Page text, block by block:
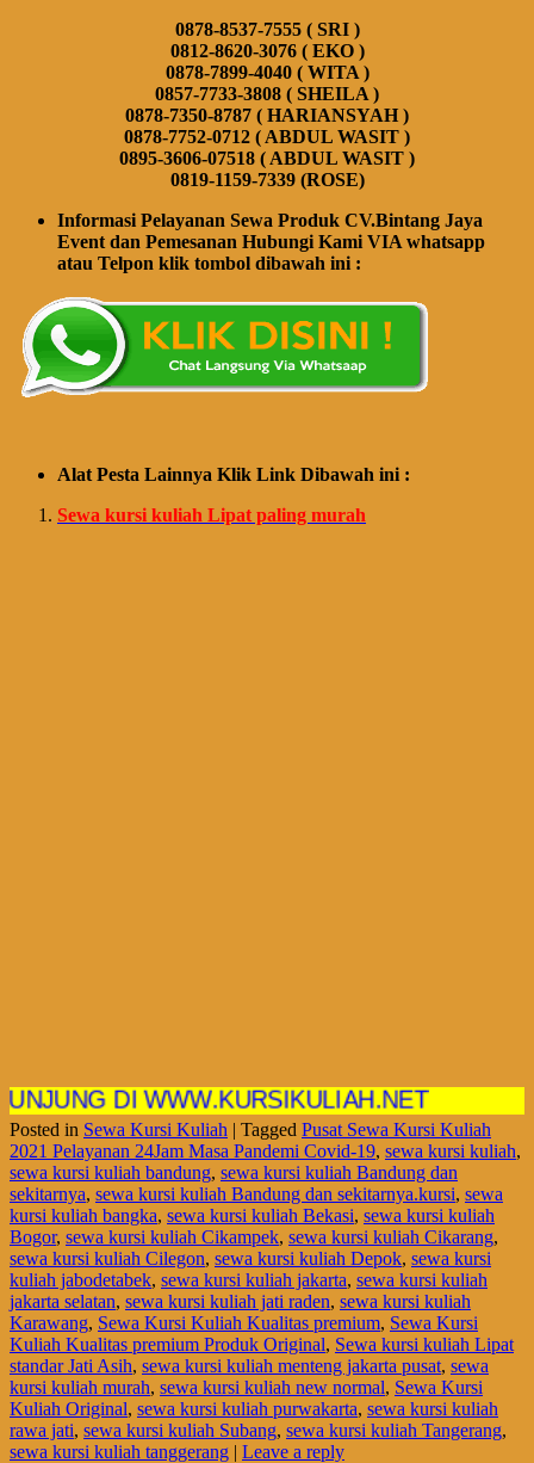
0878-8537-7555 ( SRI )
0812-8620-3076 ( EKO )
0878-7899-4040 ( WITA )
0857-7733-3808 ( SHEILA )
0878-7350-8787 ( HARIANSYAH )
0878-7752-0712 ( ABDUL WASIT )
0895-3606-07518 ( ABDUL WASIT )
0819-1159-7339 (ROSE)
Informasi Pelayanan Sewa Produk CV.Bintang Jaya
Event dan Pemesanan Hubungi Kami VIA whatsapp
atau Telpon klik tombol dibawah ini :
Alat Pesta Lainnya Klik Link Dibawah ini :
Sewa kursi kuliah Lipat paling murah
DI WWW.KURSIKULIAH.NET
Posted in Sewa Kursi Kuliah | Tagged Pusat Sewa Kursi Kuliah
2021 Pelayanan 24Jam Masa Pandemi Covid-19, sewa kursi kuliah,
sewa kursi kuliah bandung, sewa kursi kuliah Bandung dan
sekitarnya, sewa kursi kuliah Bandung dan sekitarnya.kursi, sewa
kursi kuliah bangka, sewa kursi kuliah Bekasi, sewa kursi kuliah
Bogor, sewa kursi kuliah Cikampek, sewa kursi kuliah Cikarang,
sewa kursi kuliah Cilegon, sewa kursi kuliah Depok, sewa kursi
kuliah jabodetabek, sewa kursi kuliah jakarta, sewa kursi kuliah
jakarta selatan, sewa kursi kuliah jati raden, sewa kursi kuliah
Karawang, Sewa Kursi Kuliah Kualitas premium, Sewa Kursi
Kuliah Kualitas premium Produk Original, Sewa kursi kuliah Lipat
standar Jati Asih, sewa kursi kuliah menteng jakarta pusat, sewa
kursi kuliah murah, sewa kursi kuliah new normal, Sewa Kursi
Kuliah Original, sewa kursi kuliah purwakarta, sewa kursi kuliah
rawa jati, sewa kursi kuliah Subang, sewa kursi kuliah Tangerang,
sewa kursi kuliah tanggerang | Leave a reply